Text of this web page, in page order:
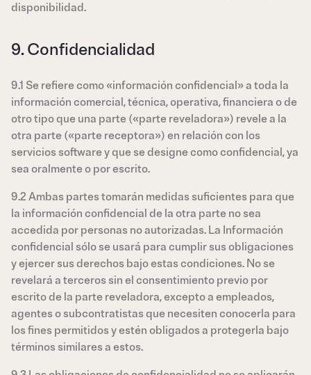
disponibilidad.
9. Confidencialidad
9.1 Se refiere como «información confidencial» a toda la
información comercial, técnica, operativa, financiera o de
otro tipo que una parte («parte reveladora») revele a la
otra parte («parte receptora») en relación con los
servicios software y que se designe como confidencial, ya
sea oralmente o por escrito.
9.2 Ambas partes tomarán medidas suficientes para que
la información confidencial de la otra parte no sea
accedida por personas no autorizadas. La Información
confidencial sólo se usará para cumplir sus obligaciones
y ejercer sus derechos bajo estas condiciones. No se
revelará a terceros sin el consentimiento previo por
escrito de la parte reveladora, excepto a empleados,
agentes o subcontratistas que necesiten conocerla para
los fines permitidos y estén obligados a protegerla bajo
términos similares a estos.